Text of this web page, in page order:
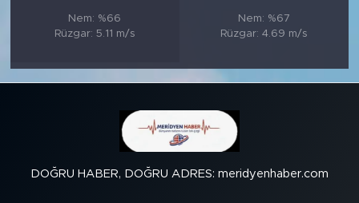
Nem: %66
Rüzgar: 5.11 m/s
Nem: %67
Rüzgar: 4.69 m/s
DOĞRU HABER, DOĞRU ADRES: meridyenhaber.com